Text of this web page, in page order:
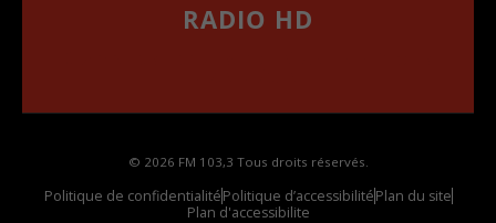
RADIO HD
© 2026 FM 103,3 Tous droits réservés.
Politique de confidentialitéPolitique d’accessibilitéPlan du site
Plan d'accessibilite